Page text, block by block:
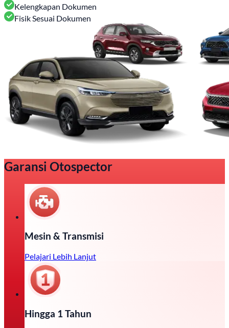
Kelengkapan Dokumen
Fisik Sesuai Dokumen
Garansi Otospector
Mesin & Transmisi
Pelajari Lebih Lanjut
Hingga 1 Tahun